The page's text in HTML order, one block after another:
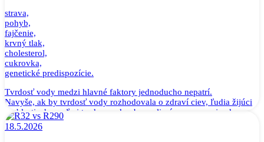
strava,
pohyb,
fajčenie,
krvný tlak,
cholesterol,
cukrovka,
genetické predispozície.
Tvrdosť vody medzi hlavné faktory jednoducho nepatrí.
Navyše, ak by tvrdosť vody rozhodovala o zdraví ciev, ľudia žijúci
v oblastiach s veľmi tvrdou vodou by mali výrazne menej srdcovo-
cievnych ochorení. Takéto jednoduché prepojenie však neexistuje.
Jednoducho povedané:
18.5.2026